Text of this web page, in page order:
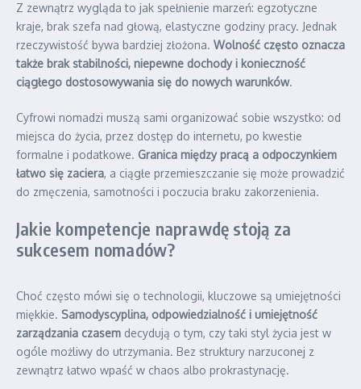
Z zewnątrz wygląda to jak spełnienie marzeń: egzotyczne
kraje, brak szefa nad głową, elastyczne godziny pracy. Jednak
rzeczywistość bywa bardziej złożona. Wolność często oznacza
także brak stabilności, niepewne dochody i konieczność
ciągłego dostosowywania się do nowych warunków.
Cyfrowi nomadzi muszą sami organizować sobie wszystko: od
miejsca do życia, przez dostęp do internetu, po kwestie
formalne i podatkowe. Granica między pracą a odpoczynkiem
łatwo się zaciera, a ciągłe przemieszczanie się może prowadzić
do zmęczenia, samotności i poczucia braku zakorzenienia.
Jakie kompetencje naprawdę stoją za
sukcesem nomadów?
Choć często mówi się o technologii, kluczowe są umiejętności
miękkie. Samodyscyplina, odpowiedzialność i umiejętność
zarządzania czasem decydują o tym, czy taki styl życia jest w
ogóle możliwy do utrzymania. Bez struktury narzuconej z
zewnątrz łatwo wpaść w chaos albo prokrastynację.